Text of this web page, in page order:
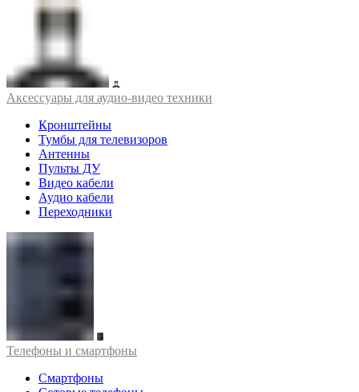
Аксессуары для аудио-видео техники
Кронштейны
Тумбы для телевизоров
Антенны
Пульты ДУ
Видео кабели
Аудио кабели
Переходники
Телефоны и смартфоны
Смартфоны